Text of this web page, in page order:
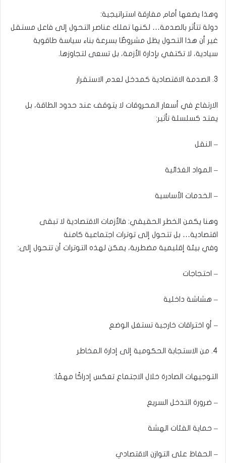
وهذا يضعها أمام مفارقة استراتيجية:
دولة تتأثر بالصدمة… لكنها تملك عناصر التحول إلى فاعل مستقل
غير أن هذا التحول يظل مشروطًا بسرعة بناء سياسة طاقوية
سيادية، لا تكتفي بإدارة الأزمة، بل تسعى لتجاوزها.
3. الصدمة الاقتصادية كمدخل لعدم الاستقرار
الارتفاع في أسعار المحروقات لا يتوقف عند حدود الطاقة، بل
يمتد كسلسلة تأثير:
– النقل
– المواد الغذائية
– الخدمات الأساسية
وهنا يكمن الخطر الحقيقي: فالأزمات الاقتصادية لا تبقى
اقتصادية… بل تتحول إلى توترات اجتماعية كامنة
وفي بيئة إقليمية مضطربة، يمكن لهذه التوترات أن تتحول إلى:
– احتجاجات
– هشاشة داخلية
– أو اختراقات خارجية تستغل الوضع
4. من الاستجابة الحكومية إلى إدارة المخاطر
التوجيهات الصادرة خلال الاجتماع تعكس إدراكًا مهمًا:
– ضرورة التدخل السريع
– حماية الفئات الهشة
– الحفاظ على التوازن الاقتصادي